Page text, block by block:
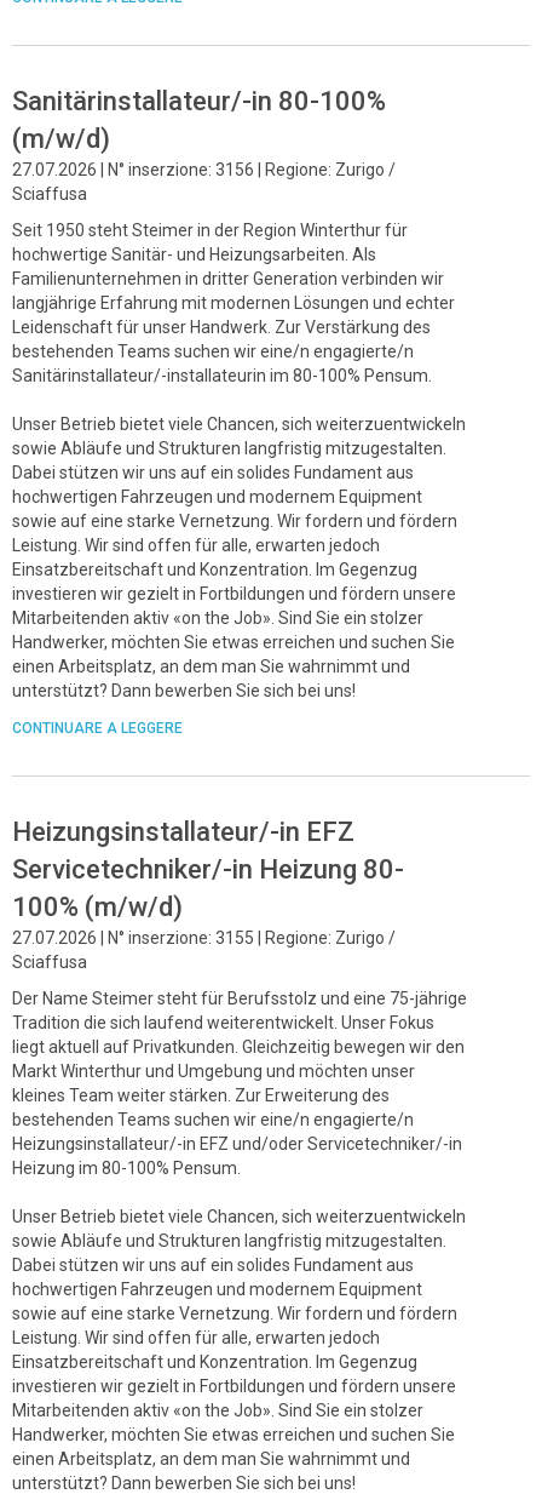
Sanitärinstallateur/-in 80-100%
(m/w/d)
27.07.2026 | N° inserzione: 3156 | Regione: Zurigo /
Sciaffusa
Seit 1950 steht Steimer in der Region Winterthur für
hochwertige Sanitär- und Heizungsarbeiten. Als
Familienunternehmen in dritter Generation verbinden wir
langjährige Erfahrung mit modernen Lösungen und echter
Leidenschaft für unser Handwerk. Zur Verstärkung des
bestehenden Teams suchen wir eine/n engagierte/n
Sanitärinstallateur/-installateurin im 80-100% Pensum.
Unser Betrieb bietet viele Chancen, sich weiterzuentwickeln
sowie Abläufe und Strukturen langfristig mitzugestalten.
Dabei stützen wir uns auf ein solides Fundament aus
hochwertigen Fahrzeugen und modernem Equipment
sowie auf eine starke Vernetzung. Wir fordern und fördern
Leistung. Wir sind offen für alle, erwarten jedoch
Einsatzbereitschaft und Konzentration. Im Gegenzug
investieren wir gezielt in Fortbildungen und fördern unsere
Mitarbeitenden aktiv «on the Job». Sind Sie ein stolzer
Handwerker, möchten Sie etwas erreichen und suchen Sie
einen Arbeitsplatz, an dem man Sie wahrnimmt und
unterstützt? Dann bewerben Sie sich bei uns!
CONTINUARE A LEGGERE
Heizungsinstallateur/-in EFZ
Servicetechniker/-in Heizung 80-
100% (m/w/d)
27.07.2026 | N° inserzione: 3155 | Regione: Zurigo /
Sciaffusa
Der Name Steimer steht für Berufsstolz und eine 75-jährige
Tradition die sich laufend weiterentwickelt. Unser Fokus
liegt aktuell auf Privatkunden. Gleichzeitig bewegen wir den
Markt Winterthur und Umgebung und möchten unser
kleines Team weiter stärken. Zur Erweiterung des
bestehenden Teams suchen wir eine/n engagierte/n
Heizungsinstallateur/-in EFZ und/oder Servicetechniker/-in
Heizung im 80-100% Pensum.
Unser Betrieb bietet viele Chancen, sich weiterzuentwickeln
sowie Abläufe und Strukturen langfristig mitzugestalten.
Dabei stützen wir uns auf ein solides Fundament aus
hochwertigen Fahrzeugen und modernem Equipment
sowie auf eine starke Vernetzung. Wir fordern und fördern
Leistung. Wir sind offen für alle, erwarten jedoch
Einsatzbereitschaft und Konzentration. Im Gegenzug
investieren wir gezielt in Fortbildungen und fördern unsere
Mitarbeitenden aktiv «on the Job». Sind Sie ein stolzer
Handwerker, möchten Sie etwas erreichen und suchen Sie
einen Arbeitsplatz, an dem man Sie wahrnimmt und
unterstützt? Dann bewerben Sie sich bei uns!